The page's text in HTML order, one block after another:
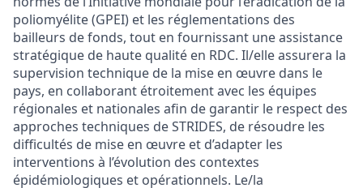
poliomyélite(GPEI) et les réglementations des
bailleurs de fonds, tout en fournissant uneassistance
stratégique de haute qualité en RDC. Il/elleassurera la
supervision technique de la mise en œuvre dans le
pays, en collaborant étroitementavec les équipes
régionales et nationales afin de garantir le respect des
approches techniques de STRIDES, de résoudre les
difficultés de mise en œuvre et d’adapter les
interventions à l’évolution des contextes
épidémiologiques et opérationnels. Le/la